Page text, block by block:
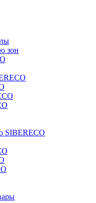
зон
SIBERECO